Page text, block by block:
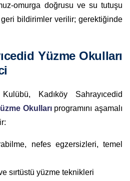
omurga doğrusu ve su tutuşu
bildirimler verilir; gerektiğinde
Yüzme Okulları
Kadıköy Sahrayıcedid
Okullarıprogramını aşamalı
nefes egzersizleri, temel
sırtüstü yüzme teknikleri